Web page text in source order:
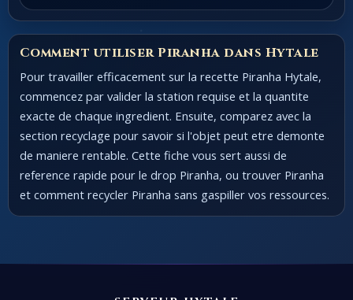
Comment utiliser Piranha dans Hytale
Pour travailler efficacement sur la recette Piranha Hytale,
commencez par valider la station requise et la quantite
exacte de chaque ingredient. Ensuite, comparez avec la
section recyclage pour savoir si l'objet peut etre demonte
de maniere rentable. Cette fiche vous sert aussi de
reference rapide pour le drop Piranha, ou trouver Piranha
et comment recycler Piranha sans gaspiller vos ressources.